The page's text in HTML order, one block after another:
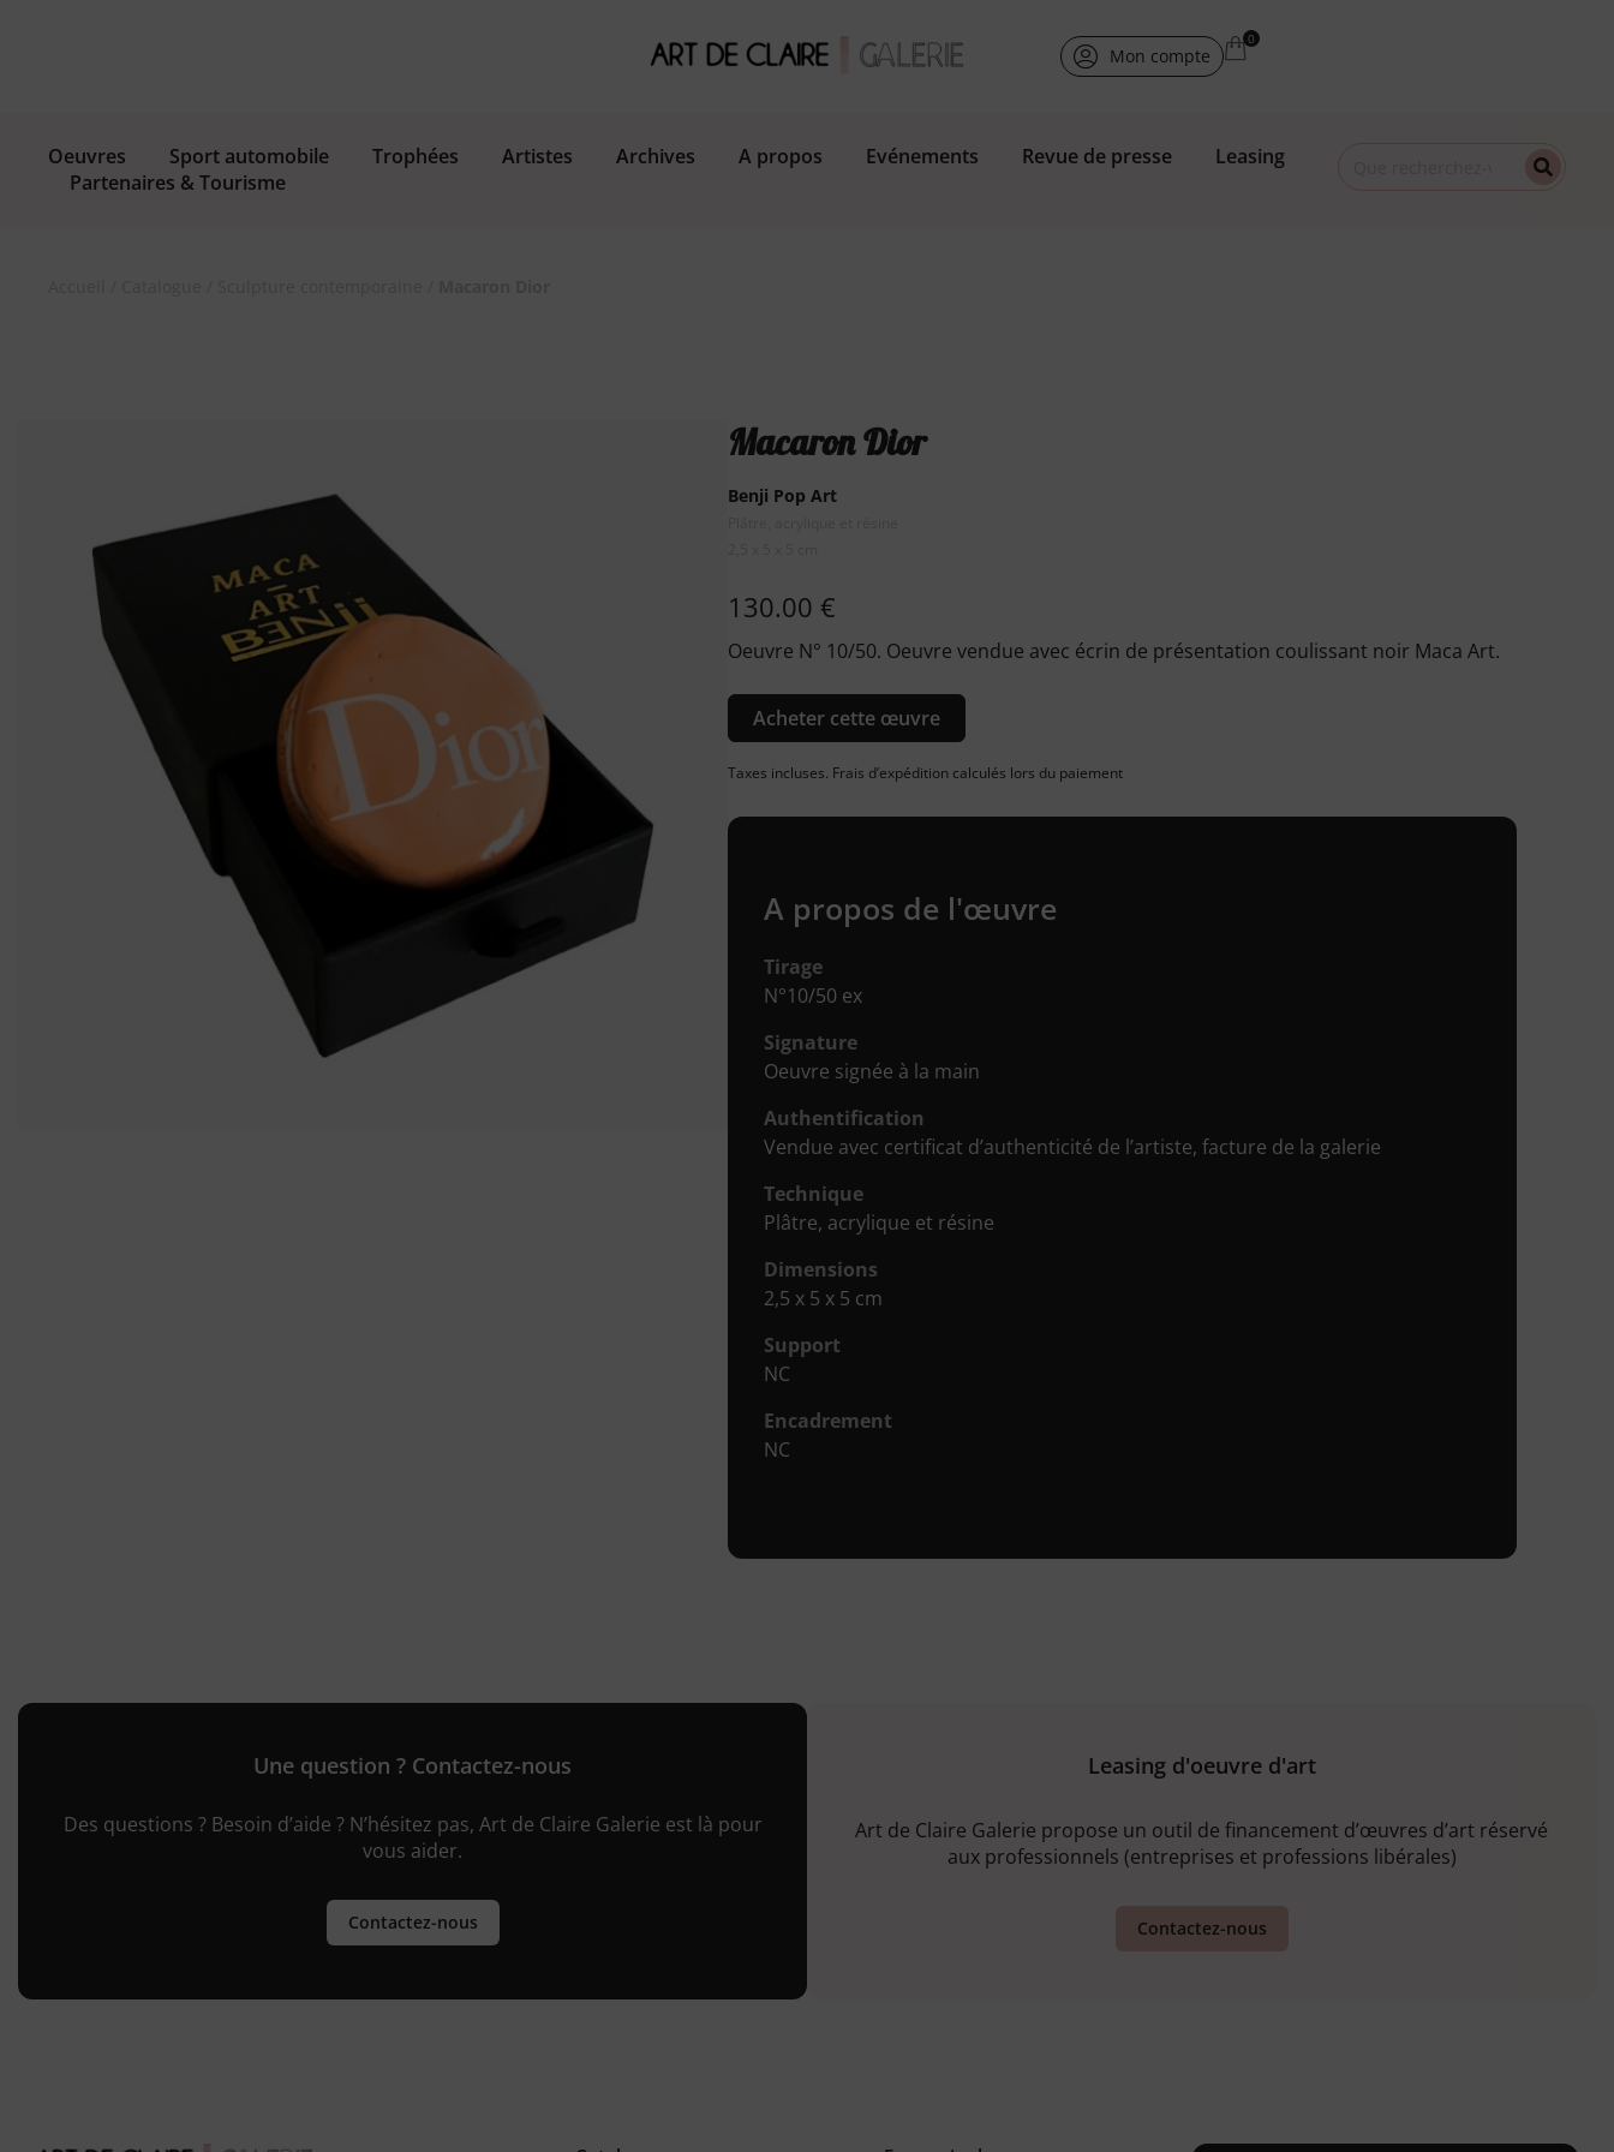
Mon compte
Oeuvres Sport automobile Trophées Artistes Archives A propos Evénements Revue de presse
Leasing
Partenaires & Tourisme
Macaron Dior
Benji Pop Art
130.00€
Oeuvre N° 10/50. Oeuvre vendue avec écrin de présentation coulissant noir Maca Art.
Acheter cette œuvre
Taxes incluses. Frais d’expédition calculés lors du paiement
A propos de l'œuvre
Tirage
N°10/50 ex
Signature
Oeuvre signée à la main
Authentification
Vendue avec certificat d’authenticité de l’artiste, facture de la galerie
Technique
Plâtre, acrylique et résine
Dimensions
2,5 x 5 x 5 cm
Support
NC
Encadrement
NC
Une question ? Contactez-nous
Des questions ? Besoin d’aide ? N’hésitez pas, Art de Claire Galerie est là pour
vous aider.
Contactez-nous
Leasing d'oeuvre d'art
Art de Claire Galerie propose un outil de financement d’œuvres d’art réservé
aux professionnels (entreprises et professions libérales)
Contactez-nous